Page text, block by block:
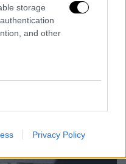
storage
and other
Privacy Policy
έργων δεδομένου
των κλοπών